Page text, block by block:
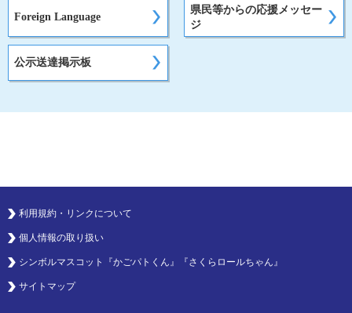
Foreign Language
県民等からの応援メッセー
ジ
公示送達掲示板
利用規約・リンクについて
個人情報の取り扱い
シンボルマスコット『かごパトくん』『さくらロールちゃん』
サイトマップ